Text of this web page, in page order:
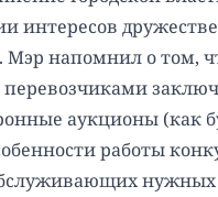
интересов
Мэр напомнил о том,
перевозчиками
аукционы (как
работы
нужных